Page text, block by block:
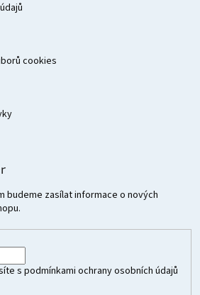
cookies
budeme zasílat informace o nových
s podmínkami ochrany osobních údajů